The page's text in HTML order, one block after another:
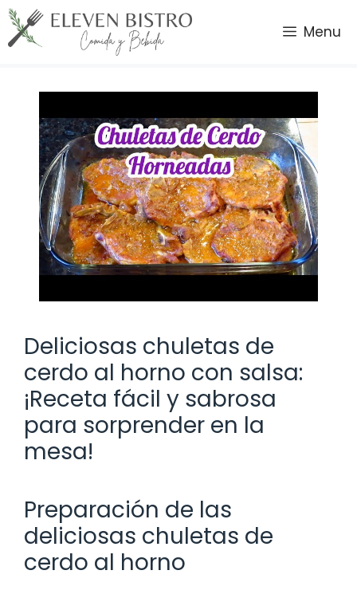
Saltar
al
contenido
Menu
Deliciosas chuletas de
cerdo al horno con salsa:
¡Receta fácil y sabrosa
para sorprender en la
mesa!
Preparación de las
deliciosas chuletas de
cerdo al horno